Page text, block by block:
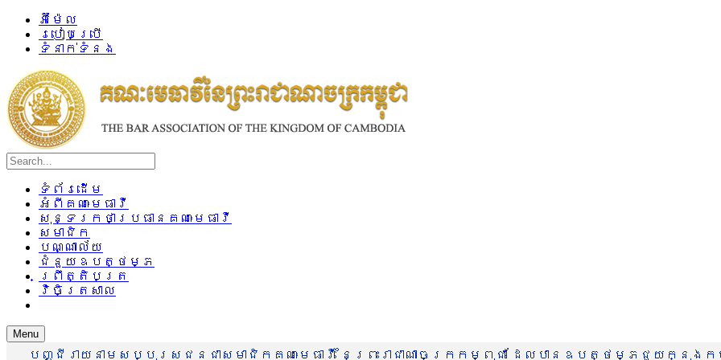
អ៊ីម៉ែល
របៀបប្រើ
ទំនាក់ទំនង
ទំព័រដើម
អំពីគណៈមេធាវី
សុន្ទរកថាប្រធានគណៈមេធាវី
សមាជិក
បណ្ណាល័យ
ជំនួយឧបត្ថម្ភ
ព្រឹត្តិបត្រ
វិចិត្រសាល
Menu
បញ្ជីរាយនាមសប្បុរសជនជាសមាជិកគណៈមេធាវី នៃព្រះរាជាណាចក្រកម្ពុជា ដែលបានឧបត្ថម្ភជួយក្នុង